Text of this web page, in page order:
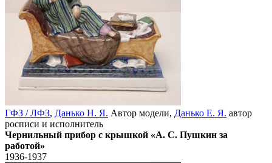
ГФЗ / ЛФЗ, Данько Н. Я. Автор модели, Данько Е. Я. автор
росписи и исполнитель
Чернильный прибор с крышкой «А. С. Пушкин за
работой»
1936-1937